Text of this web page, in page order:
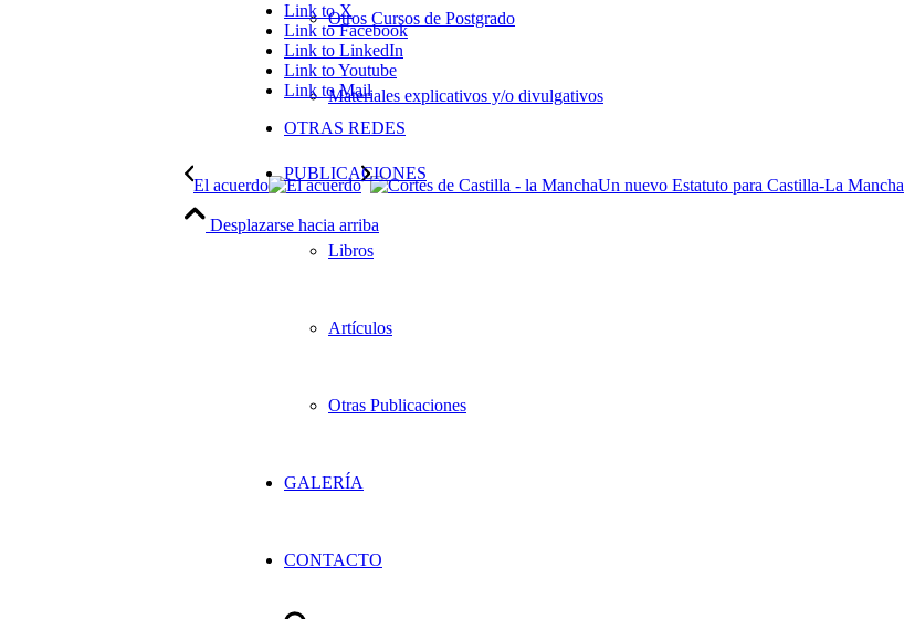
Otros Cursos de Postgrado
Materiales explicativos y/o divulgativos
PUBLICACIONES
Libros
Artículos
Otras Publicaciones
GALERÍA
CONTACTO
Link to X
Link to Facebook
Link to LinkedIn
Link to Youtube
Link to Mail
OTRAS REDES
El acuerdo Un nuevo Estatuto para Castilla-La Mancha
Desplazarse hacia arriba